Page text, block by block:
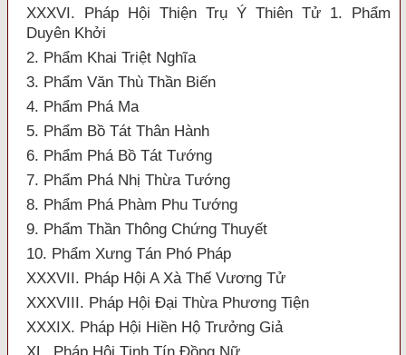
XXXVI. Pháp Hội Thiện Trụ Ý Thiên Tử 1. Phẩm
Duyên Khởi
2. Phẩm Khai Triệt Nghĩa
3. Phẩm Văn Thù Thần Biến
4. Phẩm Phá Ma
5. Phẩm Bồ Tát Thân Hành
6. Phẩm Phá Bồ Tát Tướng
7. Phẩm Phá Nhị Thừa Tướng
8. Phẩm Phá Phàm Phu Tướng
9. Phẩm Thần Thông Chứng Thuyết
10. Phẩm Xưng Tán Phó Pháp
XXXVII. Pháp Hội A Xà Thế Vương Tử
XXXVIII. Pháp Hội Đại Thừa Phương Tiện
XXXIX. Pháp Hội Hiền Hộ Trưởng Giả